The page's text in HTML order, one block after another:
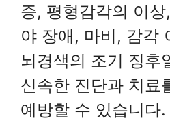
증, 평형감각의 이
야 장애, 마비, 감각
뇌경색의 조기 징후
신속한 진단과 치료
예방할 수 있습니다.